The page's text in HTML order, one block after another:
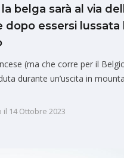
belga sarà al via
dopo essersi lussata
(ma che corre per il
durante un’uscita in
il 14 Ottobre 2023